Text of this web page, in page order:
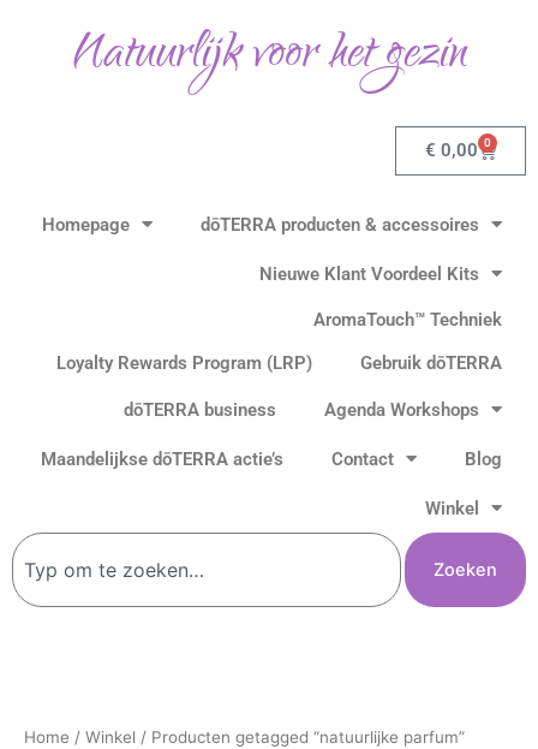
Natuurlijk voor het gezin
€ 0,00 0
Homepage dōTERRA producten & accessoires
Nieuwe Klant Voordeel Kits
AromaTouch™ Techniek
Loyalty Rewards Program (LRP)
Gebruik dōTERRA
dōTERRA business Agenda Workshops
Maandelijkse dōTERRA actie’s Contact Blog
Winkel
Zoeken
Zoeken
Home / Winkel / Producten getagged “natuurlijke parfum”